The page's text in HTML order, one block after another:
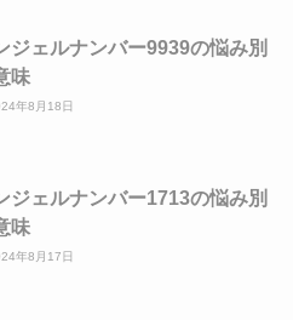
ジェルナンバー9939の悩み別
味
年8月18日
ジェルナンバー1713の悩み別
味
年8月17日